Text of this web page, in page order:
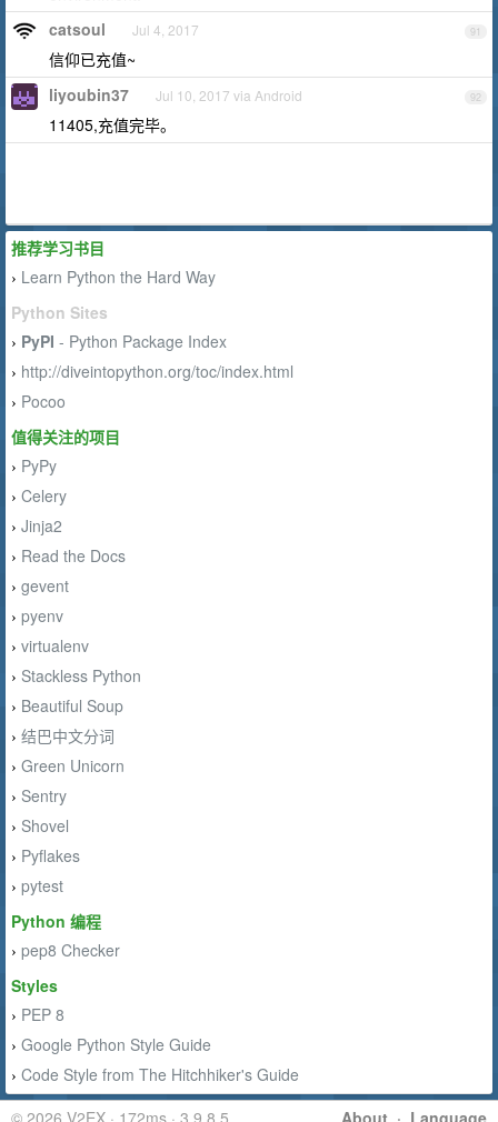
91
catsoul Jul 4, 2017
信仰已充值~
92
liyoubin37 Jul 10, 2017 via Android
11405,充值完毕。
推荐学习书目
› Learn Python the Hard Way
Python Sites
› PyPI - Python Package Index
› http://diveintopython.org/toc/index.html
› Pocoo
值得关注的项目
› PyPy
› Celery
› Jinja2
› Read the Docs
› gevent
› pyenv
› virtualenv
› Stackless Python
› Beautiful Soup
› 结巴中文分词
› Green Unicorn
› Sentry
› Shovel
› Pyflakes
› pytest
Python 编程
› pep8 Checker
Styles
› PEP 8
› Google Python Style Guide
› Code Style from The Hitchhiker's Guide
About · Language
© 2026 V2EX · 172ms · 3.9.8.5